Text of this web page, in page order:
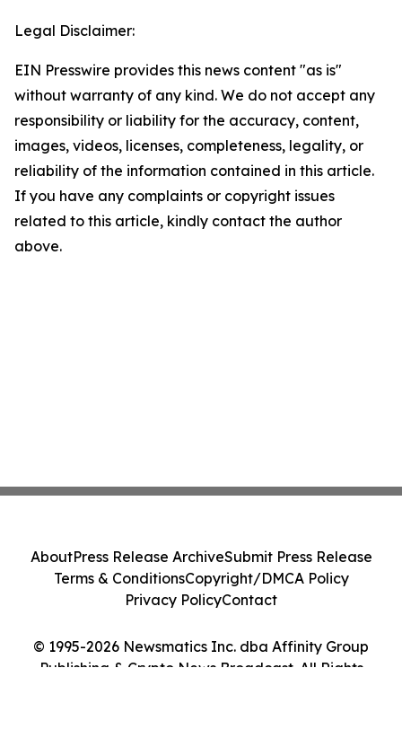
Legal Disclaimer:
EIN Presswire provides this news content "as is"
without warranty of any kind. We do not accept any
responsibility or liability for the accuracy, content,
images, videos, licenses, completeness, legality, or
reliability of the information contained in this article.
If you have any complaints or copyright issues
related to this article, kindly contact the author
above.
© 1995-2026 Newsmatics Inc. dba Affinity Group
Publishing & Crypto News Broadcast. All Rights
AboutPress Release ArchiveSubmit Press Release
Terms & ConditionsCopyright/DMCA Policy
Privacy PolicyContact